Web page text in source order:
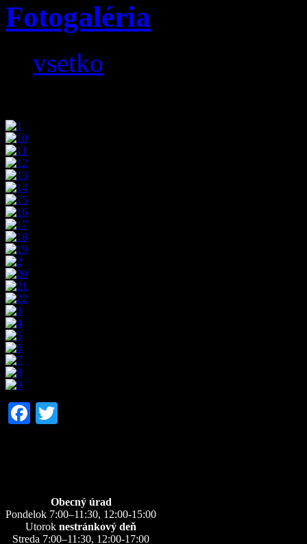
Fotogaléria
vsetko
Facebook
Obecný úrad
Pondelok 7:00–11:30, 12:00-15:00
Utorok nestránkový deň
Streda 7:00–11:30, 12:00-17:00